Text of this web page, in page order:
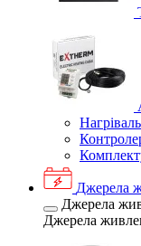
Джерела
Джерела
Джерела